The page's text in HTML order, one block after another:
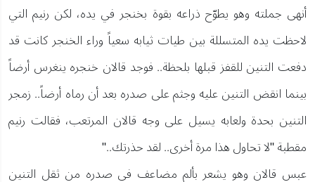
أنهى جملته وهو يطوّح ذراعه بقوة بخنجر في يده، لكن رنيم التي
لاحظت يده المتسللة بين طيات ثيابه سعياً وراء الخنجر كانت قد
دفعت التنين للقفز قبلها بلحظة.. فوجد قالان خنجره ينغرس أرضاً
بينما انقض التنين عليه وجثم على صدره بعد أن رماه أرضاً.. زمجر
التنين بحدة ولعابه يسيل على وجه قالان المرتعب، فقالت رنيم
مقطبة "لا تحاول هذا مرة أخرى.. لقد حذرتك.."
عبس قالان وهو يشعر بألم مضاعف في صدره من ثقل التنين